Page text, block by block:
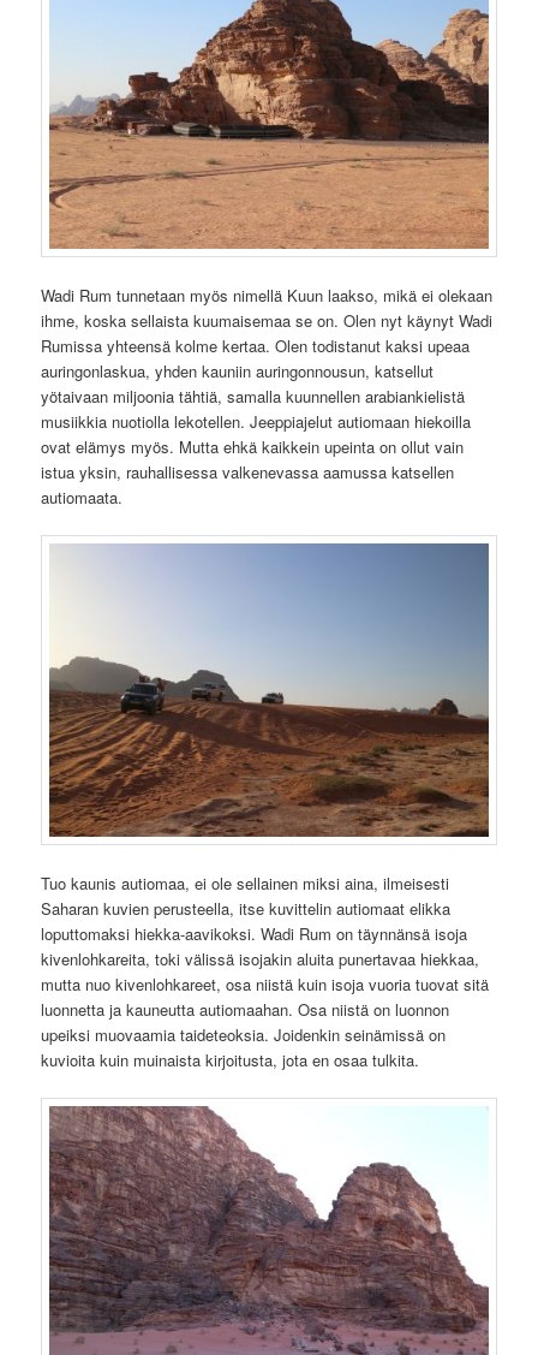
Wadi Rum tunnetaan myös nimellä Kuun laakso, mikä ei olekaan
ihme, koska sellaista kuumaisemaa se on. Olen nyt käynyt Wadi
Rumissa yhteensä kolme kertaa. Olen todistanut kaksi upeaa
auringonlaskua, yhden kauniin auringonnousun, katsellut
yötaivaan miljoonia tähtiä, samalla kuunnellen arabiankielistä
musiikkia nuotiolla lekotellen. Jeeppiajelut autiomaan hiekoilla
ovat elämys myös. Mutta ehkä kaikkein upeinta on ollut vain
istua yksin, rauhallisessa valkenevassa aamussa katsellen
autiomaata.
Tuo kaunis autiomaa, ei ole sellainen miksi aina, ilmeisesti
Saharan kuvien perusteella, itse kuvittelin autiomaat elikka
loputtomaksi hiekka-aavikoksi. Wadi Rum on täynnänsä isoja
kivenlohkareita, toki välissä isojakin aluita punertavaa hiekkaa,
mutta nuo kivenlohkareet, osa niistä kuin isoja vuoria tuovat sitä
luonnetta ja kauneutta autiomaahan. Osa niistä on luonnon
upeiksi muovaamia taideteoksia. Joidenkin seinämissä on
kuvioita kuin muinaista kirjoitusta, jota en osaa tulkita.